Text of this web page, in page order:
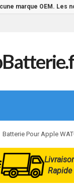
marque OEM.
Batterie Pour Apple
Rapide